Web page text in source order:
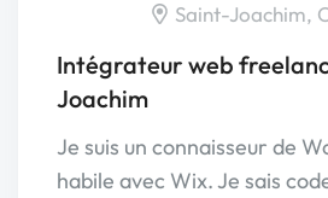
Saint-Joachim,
Intégrateur web
Joachim
Je suis un connaisseur de
habile avec Wix. Je sais